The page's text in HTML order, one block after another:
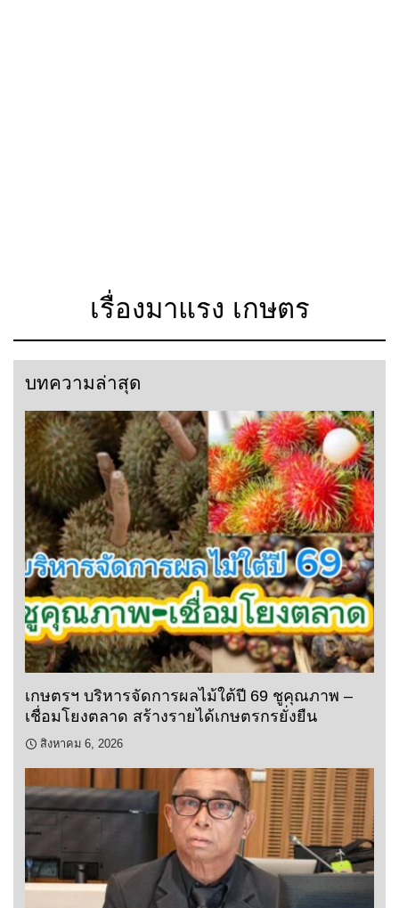
เรื่องมาแรง เกษตร
บทความล่าสุด
เกษตรฯ บริหารจัดการผลไม้ใต้ปี 69 ชูคุณภาพ –
เชื่อมโยงตลาด สร้างรายได้เกษตรกรยั่งยืน
สิงหาคม 6, 2026